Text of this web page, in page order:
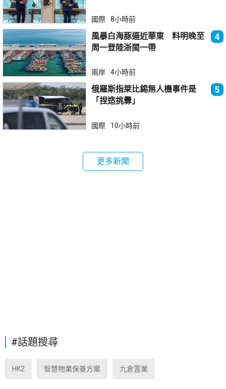
國際 8小時前
風暴白海豚逼近華東 料明晚至
周一登陸浙閩一帶
4
兩岸 4小時前
俄羅斯指萊比錫無人機事件是
「捏造挑釁」
5
國際 10小時前
更多新聞
#話題搜尋
HK2 智慧物業保養方案 九倉置業